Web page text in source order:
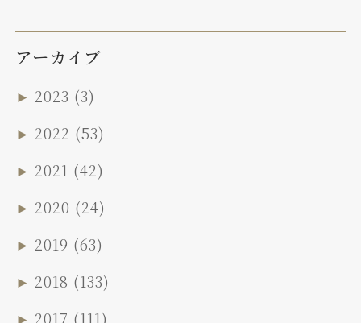
アーカイブ
► 2023 (3)
► 2022 (53)
► 2021 (42)
► 2020 (24)
► 2019 (63)
► 2018 (133)
► 2017 (111)